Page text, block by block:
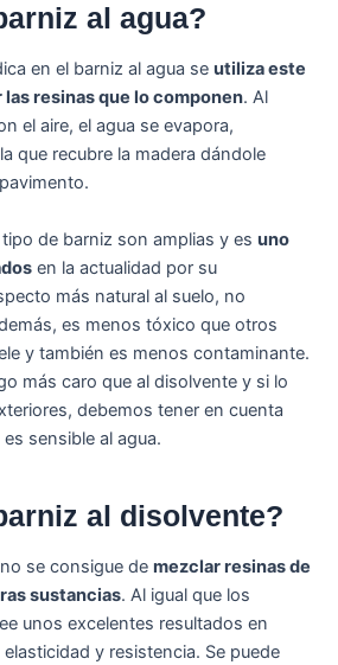
al agua?
en el barniz al agua seutiliza este
resinas que lo componen. Al
el aire, el agua se evapora,
que recubre la madera dándole
de barniz son amplias y esuno
en la actualidad por su
más natural al suelo, no
es menos tóxico que otros
y también es menos contaminante.
más caro que al disolvente y si lo
debemos tener en cuenta
sensible al agua.
al disolvente?
se consigue demezclar resinas de
sustancias. Al igual que los
unos excelentes resultados en
y resistencia. Se puede